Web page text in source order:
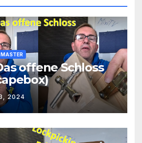
MASTER
offene Schloss
2024